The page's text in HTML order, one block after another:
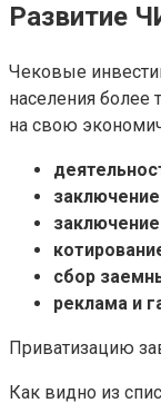
Развитие
Чековые
населения более
на свою
сбор
реклама и
Приватизацию
Как видно из